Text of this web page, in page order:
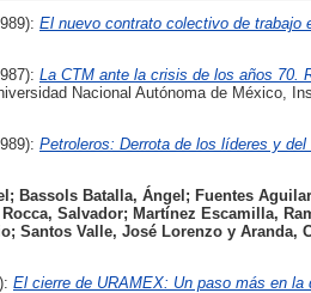
El nuevo contrato colectivo de trabajo
La CTM ante la crisis de los años 70.
Nacional Autónoma de México,
Petroleros: Derrota de los líderes y
; Bassols Batalla, Ángel ; Fuentes
Salvador; Martínez Escamilla,
; Santos Valle, José Lorenzo y Aranda,
El cierre de URAMEX: Un paso más en la